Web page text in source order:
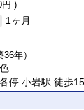
円
1ヶ月
36年）
停 小岩駅 徒歩